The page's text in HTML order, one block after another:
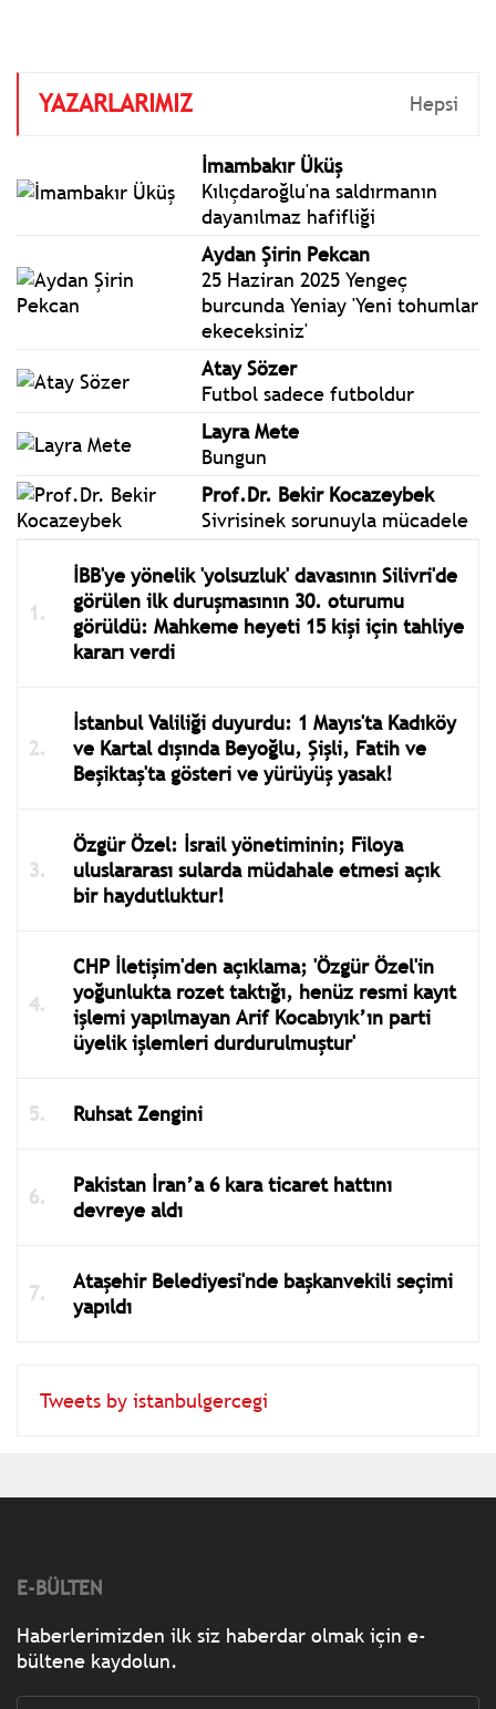
YAZARLARIMIZ Hepsi
İmambakır Üküş
Kılıçdaroğlu'na saldırmanın
dayanılmaz hafifliği
Aydan Şirin Pekcan
25 Haziran 2025 Yengeç
burcunda Yeniay 'Yeni tohumlar
ekeceksiniz'
Atay Sözer
Futbol sadece futboldur
Layra Mete
Bungun
Prof.Dr. Bekir Kocazeybek
Sivrisinek sorunuyla mücadele
İBB'ye yönelik 'yolsuzluk' davasının Silivri'de
görülen ilk duruşmasının 30. oturumu
görüldü: Mahkeme heyeti 15 kişi için tahliye
kararı verdi
İstanbul Valiliği duyurdu: 1 Mayıs'ta Kadıköy
ve Kartal dışında Beyoğlu, Şişli, Fatih ve
Beşiktaş'ta gösteri ve yürüyüş yasak!
Özgür Özel: İsrail yönetiminin; Filoya
uluslararası sularda müdahale etmesi açık
bir haydutluktur!
CHP İletişim'den açıklama; 'Özgür Özel'in
yoğunlukta rozet taktığı, henüz resmi kayıt
işlemi yapılmayan Arif Kocabıyık’ın parti
üyelik işlemleri durdurulmuştur'
Ruhsat Zengini
Pakistan İran’a 6 kara ticaret hattını
devreye aldı
Ataşehir Belediyesi'nde başkanvekili seçimi
yapıldı
Tweets by istanbulgercegi
E-BÜLTEN
Haberlerimizden ilk siz haberdar olmak için e-
bültene kaydolun.